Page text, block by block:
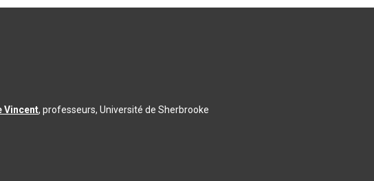
Vincent, professeurs, Université de Sherbrooke